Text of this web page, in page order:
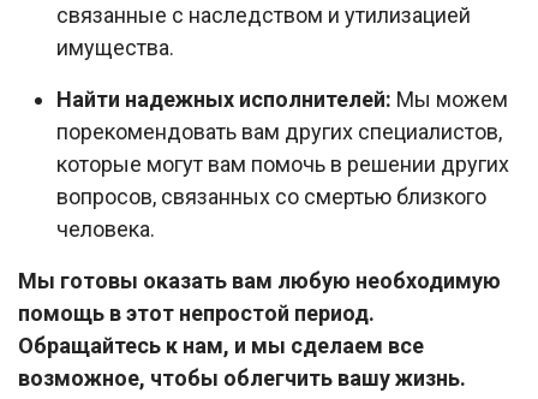
связанные с наследством и утилизацией
имущества.
Найти надежных исполнителей: Мы можем
порекомендовать вам других специалистов,
которые могут вам помочь в решении других
вопросов, связанных со смертью близкого
человека.
Мы готовы оказать вам любую необходимую
помощь в этот непростой период.
Обращайтесь к нам, и мы сделаем все
возможное, чтобы облегчить вашу жизнь.